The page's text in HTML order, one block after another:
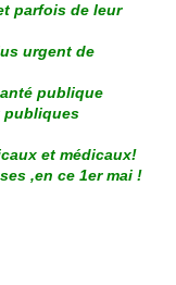
parfois de leur
urgent de
publique
publiques
et médicaux!
,en ce 1er mai !